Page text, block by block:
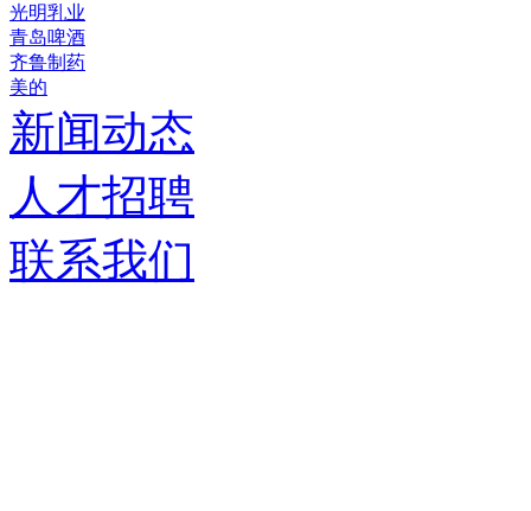
光明乳业
青岛啤酒
齐鲁制药
美的
新闻动态
人才招聘
联系我们